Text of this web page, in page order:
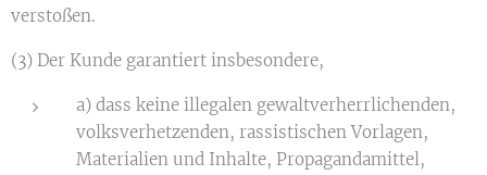
verstoßen.
(3) Der Kunde garantiert insbesondere,
a) dass keine illegalen gewaltverherrlichenden,
volksverhetzenden, rassistischen Vorlagen,
Materialien und Inhalte, Propagandamittel,